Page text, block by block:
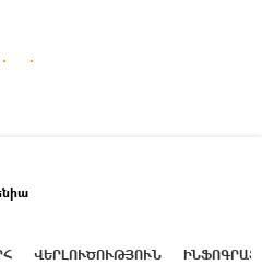
ՎԵՐԼՈՒԾՈՒԹՅՈՒՆ